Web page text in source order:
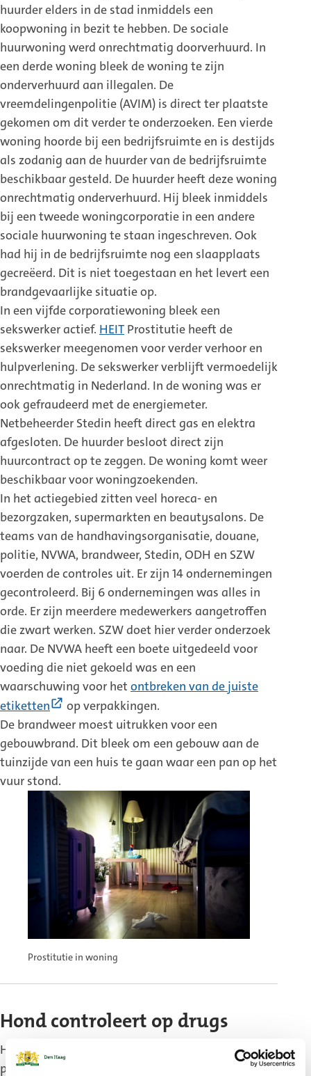
huurder elders in de stad inmiddels een
koopwoning in bezit te hebben. De sociale
huurwoning werd onrechtmatig doorverhuurd. In
een derde woning bleek de woning te zijn
onderverhuurd aan illegalen. De
vreemdelingenpolitie (AVIM) is direct ter plaatste
gekomen om dit verder te onderzoeken. Een vierde
woning hoorde bij een bedrijfsruimte en is destijds
als zodanig aan de huurder van de bedrijfsruimte
beschikbaar gesteld. De huurder heeft deze woning
onrechtmatig onderverhuurd. Hij bleek inmiddels
bij een tweede woningcorporatie in een andere
sociale huurwoning te staan ingeschreven. Ook
had hij in de bedrijfsruimte nog een slaapplaats
gecreëerd. Dit is niet toegestaan en het levert een
brandgevaarlijke situatie op.
In een vijfde corporatiewoning bleek een
sekswerker actief. HEIT Prostitutie heeft de
sekswerker meegenomen voor verder verhoor en
hulpverlening. De sekswerker verblijft vermoedelijk
onrechtmatig in Nederland. In de woning was er
ook gefraudeerd met de energiemeter.
Netbeheerder Stedin heeft direct gas en elektra
afgesloten. De huurder besloot direct zijn
huurcontract op te zeggen. De woning komt weer
beschikbaar voor woningzoekenden.
In het actiegebied zitten veel horeca- en
bezorgzaken, supermarkten en beautysalons. De
teams van de handhavingsorganisatie, douane,
politie, NVWA, brandweer, Stedin, ODH en SZW
voerden de controles uit. Er zijn 14 ondernemingen
gecontroleerd. Bij 6 ondernemingen was alles in
orde. Er zijn meerdere medewerkers aangetroffen
die zwart werken. SZW doet hier verder onderzoek
naar. De NVWA heeft een boete uitgedeeld voor
voeding die niet gekoeld was en een
waarschuwing voor het ontbreken van de juiste
etiketten
(Externe
link)
op verpakkingen.
De brandweer moest uitrukken voor een
gebouwbrand. Dit bleek om een gebouw aan de
tuinzijde van een huis te gaan waar een pan op het
vuur stond.
Prostitutie in woning
Hond controleert op drugs
Het team van HTM voerde samen met de
politiecontroles uit bij tramlijnen 4, 9 en 16. Tijdens